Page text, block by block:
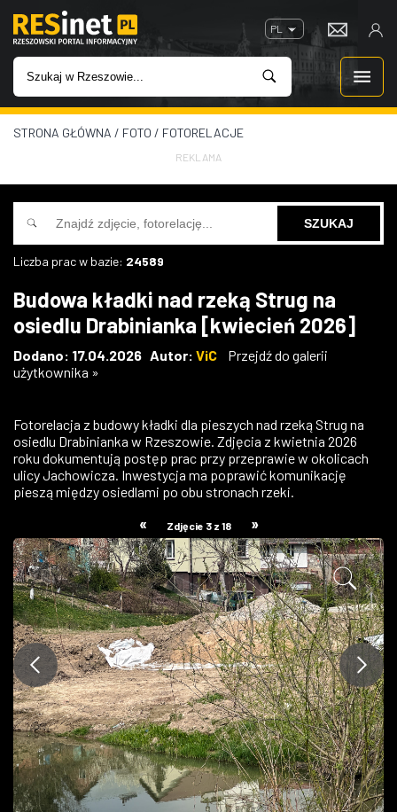
PL
WIADOMOŚCI
INWESTYCJE
IMPREZY
W KINACH
GASTRONOMIA
ZDJĘCIA
W RZESZOWIE
STRONA GŁÓWNA / FOTO / FOTORELACJE
REKLAMA
Liczba prac w bazie: 24589
Budowa kładki nad rzeką Strug na
osiedlu Drabinianka [kwiecień 2026]
Dodano: 17.04.2026 Autor: ViC
Przejdź do galerii
użytkownika »
Fotorelacja z budowy kładki dla pieszych nad rzeką Strug na
osiedlu Drabinianka w Rzeszowie. Zdjęcia z kwietnia 2026
roku dokumentują postęp prac przy przeprawie w okolicach
ulicy Jachowicza. Inwestycja ma poprawić komunikację
pieszą między osiedlami po obu stronach rzeki.
« Zdjęcie 3 z 18 »